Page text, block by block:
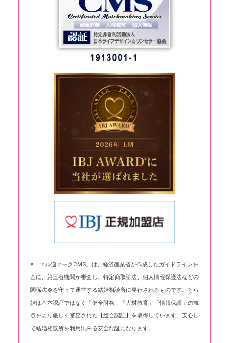
※「マル適マークCMS」は、経済産業省が作成したガイドラインを
基に、第三者機関が審査し、特定商取引法、個人情報保護法などの
関係法令を守って運営する結婚相談所に発行されるものです。とら
婚は基本認証ではなく「健全財務」「人材教育」「情報保護」の観
点をより厳しく審査された【総合認証】を取得しています。安心し
て結婚相談所を利用出来る安全な証になります。